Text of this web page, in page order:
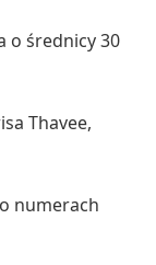
o średnicy 30
Thavee,
numerach